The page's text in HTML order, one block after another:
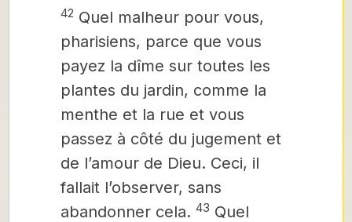
42 Quel malheur pour vous,
pharisiens, parce que vous
payez la dîme sur toutes les
plantes du jardin, comme la
menthe et la rue et vous
passez à côté du jugement et
de l’amour de Dieu. Ceci, il
fallait l’observer, sans
abandonner cela. 43 Quel